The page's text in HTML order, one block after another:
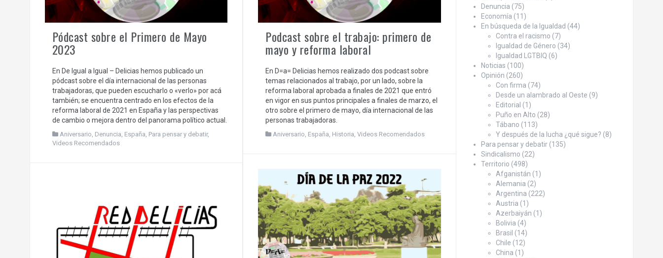
Pódcast sobre el Primero de Mayo
2023
En De Igual a Igual – Delicias hemos publicado un
pódcast sobre el día internacional de las personas
trabajadoras, que pueden escucharlo o «verlo» por acá
también; se encuentra centrado en los efectos de la
reforma laboral de 2021 en España y las perspectivas
de cambio o mejora dentro del panorama político actual.
Aniversario, Denuncia, España, Para pensar y debatir,
Videos Recomendados
Podcast sobre el trabajo: primero de
mayo y reforma laboral
En D=a= Delicias hemos realizado dos podcast sobre
temas relacionados al trabajo, por un lado, sobre la
reforma laboral aprobada a finales de 2021 que entró
en vigor en sus puntos principales a finales de marzo, el
otro sobre el primero de mayo, día internacional de las
personas trabajadoras.
Aniversario, España, Historia, Videos Recomendados
Denuncia (75)
Economía (11)
En búsqueda de la Igualdad (44)
Contra el racismo (7)
Igualdad de Género (34)
Igualdad LGTBIQ (6)
Noticias (100)
Opinión (260)
Con firma (74)
Desde un alambrado al Oeste (9)
Editorial (1)
Puño en Alto (28)
Tábano (113)
Y después de la lucha ¿qué sigue? (8)
Para pensar y debatir(135)
Sindicalismo (22)
Territorio (498)
Afganistán (1)
Alemania (2)
Argentina (222)
Austria (1)
Azerbaiyán (1)
Bolivia (4)
Brasil (14)
Chile (12)
China (1)